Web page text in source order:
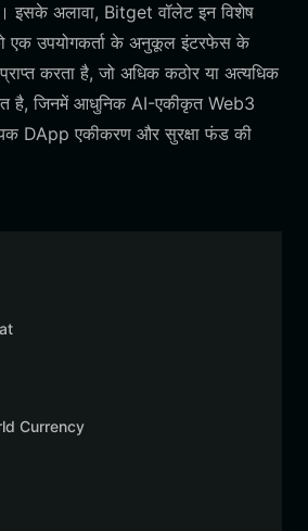
इसके अलावा, Bitget वॉलेट इन विशेष
एक उपयोगकर्ता के अनुकूल इंटरफेस के
करता है, जो अधिक कठोर या अत्यधिक
है, जिनमें आधुनिक AI-एकीकृत Web3
DApp एकीकरण और सुरक्षा फंड की
Currency